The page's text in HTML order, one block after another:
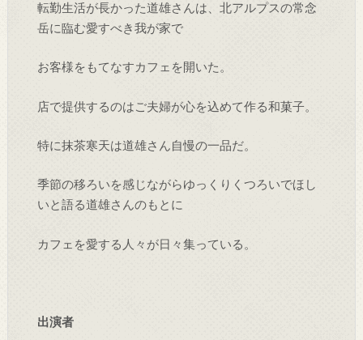
転勤生活が長かった道雄さんは、北アルプスの常念
岳に臨む愛すべき我が家で
お客様をもてなすカフェを開いた。
店で提供するのはご夫婦が心を込めて作る和菓子。
特に抹茶寒天は道雄さん自慢の一品だ。
季節の移ろいを感じながらゆっくりくつろいでほし
いと語る道雄さんのもとに
カフェを愛する人々が日々集っている。
出演者